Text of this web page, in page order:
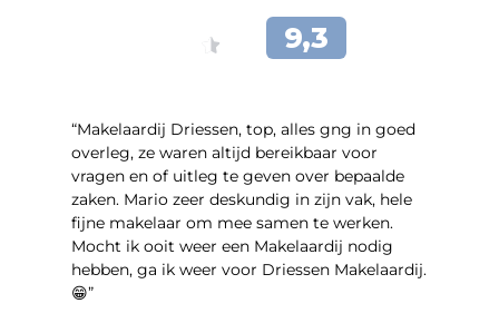
“Makelaardij Driessen, top, alles gng in goed
overleg, ze waren altijd bereikbaar voor
vragen en of uitleg te geven over bepaalde
zaken. Mario zeer deskundig in zijn vak, hele
fijne makelaar om mee samen te werken.
Mocht ik ooit weer een Makelaardij nodig
hebben, ga ik weer voor Driessen Makelaardij.
😁”